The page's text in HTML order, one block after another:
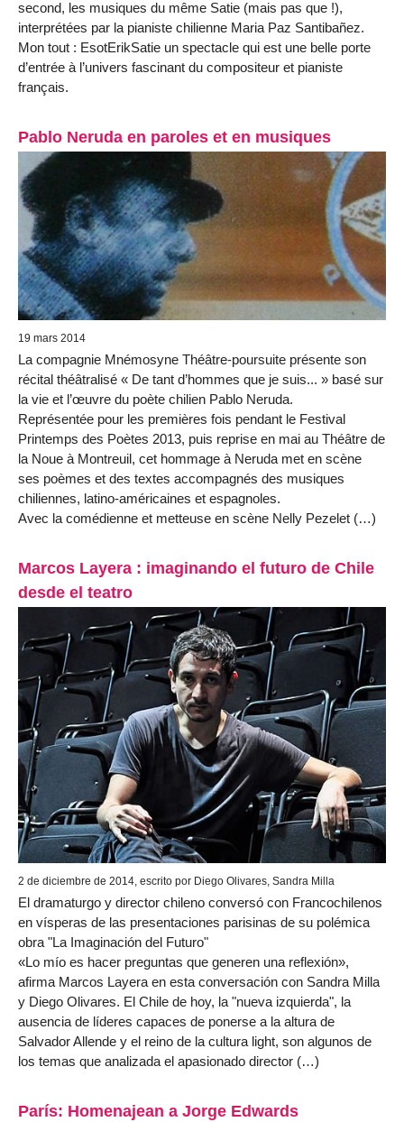
second, les musiques du même Satie (mais pas que !),
interprétées par la pianiste chilienne Maria Paz Santibañez.
Mon tout : EsotErikSatie un spectacle qui est une belle porte
d’entrée à l’univers fascinant du compositeur et pianiste
français.
Pablo Neruda en paroles et en musiques
19 mars 2014
La compagnie Mnémosyne Théâtre-poursuite présente son
récital théâtralisé « De tant d’hommes que je suis... » basé sur
la vie et l’œuvre du poète chilien Pablo Neruda.
Représentée pour les premières fois pendant le Festival
Printemps des Poètes 2013, puis reprise en mai au Théâtre de
la Noue à Montreuil, cet hommage à Neruda met en scène
ses poèmes et des textes accompagnés des musiques
chiliennes, latino-américaines et espagnoles.
Avec la comédienne et metteuse en scène Nelly Pezelet (…)
Marcos Layera : imaginando el futuro de Chile
desde el teatro
2 de diciembre de 2014, escrito por Diego Olivares, Sandra Milla
El dramaturgo y director chileno conversó con Francochilenos
en vísperas de las presentaciones parisinas de su polémica
obra "La Imaginación del Futuro"
«Lo mío es hacer preguntas que generen una reflexión»,
afirma Marcos Layera en esta conversación con Sandra Milla
y Diego Olivares. El Chile de hoy, la "nueva izquierda", la
ausencia de líderes capaces de ponerse a la altura de
Salvador Allende y el reino de la cultura light, son algunos de
los temas que analizada el apasionado director (…)
París: Homenajean a Jorge Edwards